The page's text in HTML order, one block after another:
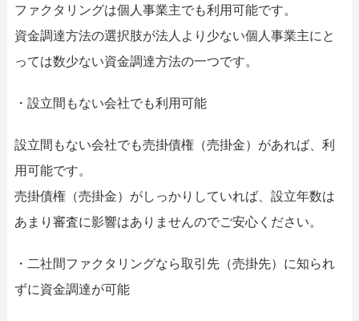
ファクタリングは個人事業主でも利用可能です。
資金調達方法の選択肢が法人より少ない個人事業主にと
っては数少ない資金調達方法の一つです。
・設立間もない会社でも利用可能
設立間もない会社でも売掛債権（売掛金）があれば、利
用可能です。
売掛債権（売掛金）がしっかりしていれば、設立年数は
あまり審査に影響はありませんのでご安心ください。
・二社間ファクタリングなら取引先（売掛先）に知られ
ずに資金調達が可能